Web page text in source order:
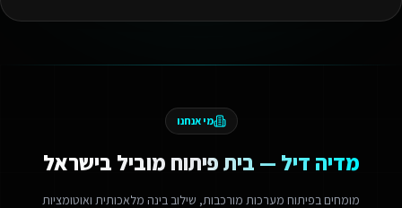
מי אנחנו
מדיה דיל — בית פיתוח מוביל בישראל
מומחים בפיתוח מערכות מורכבות, שילוב בינה מלאכותית ואוטומציות